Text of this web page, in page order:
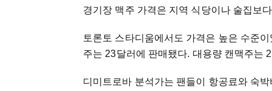
경기장 맥주 가격은 지역 식당이나 술집보
토론토 스타디움에서도 가격은 높은 수준
주는 23달러에 판매됐다. 대용량 캔맥주는
디미트로바 분석가는 팬들이 항공료와 숙